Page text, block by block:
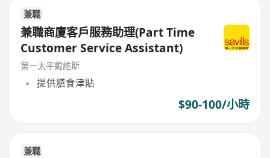
兼職
兼職商廈客戶服務助理(Part Time
Customer Service Assistant)
第一太平戴維斯
提供膳食津貼
$90-100/小時
兼職